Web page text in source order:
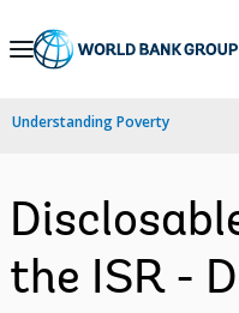
Skip
Navigation
Understanding Poverty
the ISR -